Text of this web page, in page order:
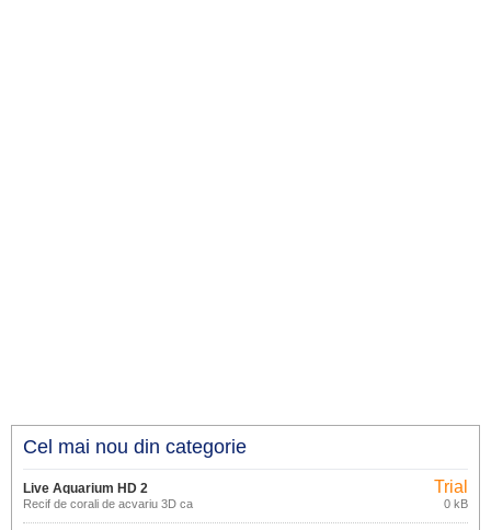
Cel mai nou din categorie
Live Aquarium HD 2
Recif de corali de acvariu 3D ca
Trial
0 kB